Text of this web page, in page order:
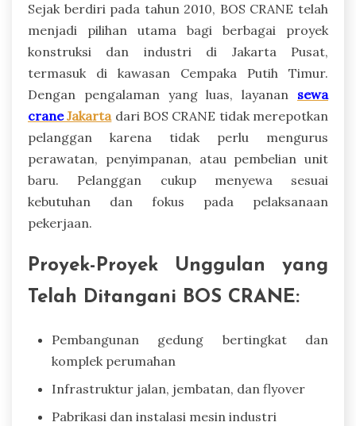
Sejak berdiri pada tahun 2010, BOS CRANE telah
menjadi pilihan utama bagi berbagai proyek
konstruksi dan industri di Jakarta Pusat,
termasuk di kawasan Cempaka Putih Timur.
Dengan pengalaman yang luas, layanan sewa
craneJakartadari BOS CRANE tidak merepotkan
pelanggan karena tidak perlu mengurus
perawatan, penyimpanan, atau pembelian unit
baru. Pelanggan cukup menyewa sesuai
kebutuhan dan fokus pada pelaksanaan
pekerjaan.
Proyek-Proyek Unggulan yang
Telah Ditangani BOS CRANE:
Pembangunan gedung bertingkat dan
komplek perumahan
Infrastruktur jalan, jembatan, dan flyover
Pabrikasi dan instalasi mesin industri